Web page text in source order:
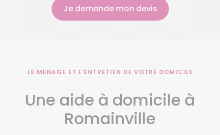
Je demande mon devis
LE MENAGE ET L’ENTRETIEN DE VOTRE DOMICILE
Une aide à domicile à
Romainville